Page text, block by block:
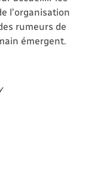
l’organisation
rumeurs de
émergent.